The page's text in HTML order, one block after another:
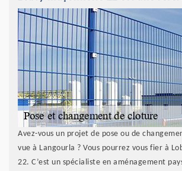
Avez-vous un projet de pose ou de
vue à Langourla ? Vous pourrez vous fier à
22. C’est un spécialiste en aménagement